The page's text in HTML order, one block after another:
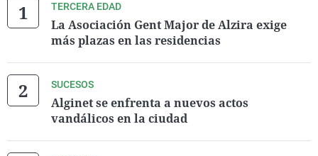
TERCERA EDAD
La Asociación Gent Major de Alzira exige
más plazas en las residencias
SUCESOS
Alginet se enfrenta a nuevos actos
vandálicos en la ciudad